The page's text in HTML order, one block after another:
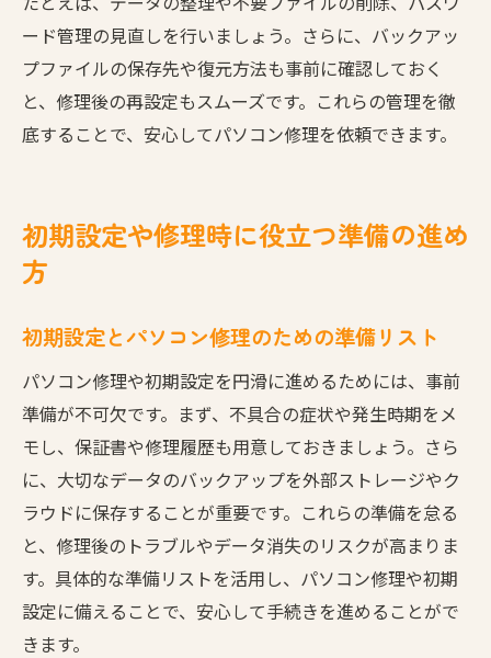
パソコン修理後に役立つ設定手順まとめ
パソコン修理後に必要な初期設定の流れ
データ保護を意識した修理後の設定ポイン
パソコン修理後の安全なデータ復元方法
効率的な修理準備でデータ消失を防ぐ方法
パソコン修理時のデータ消失防止策まとめ
効率的な準備でパソコン修理後もデータ安
全
修理準備と初期設定で守るパソコンの大切
な情報
パソコン修理時に役立つデータ保護の実践
法
トラブルを避けるパソコン修理準備術
ード管理の見直しを行いましょう。さらに、バックアッ
プファイルの保存先や復元方法も事前に確認しておく
と、修理後の再設定もスムーズです。これらの管理を徹
底することで、安心してパソコン修理を依頼できます。
初期設定や修理時に役立つ準備の進め
方
初期設定とパソコン修理のための準備リスト
パソコン修理や初期設定を円滑に進めるためには、事前
準備が不可欠です。まず、不具合の症状や発生時期をメ
モし、保証書や修理履歴も用意しておきましょう。さら
に、大切なデータのバックアップを外部ストレージやク
ラウドに保存することが重要です。これらの準備を怠る
と、修理後のトラブルやデータ消失のリスクが高まりま
す。具体的な準備リストを活用し、パソコン修理や初期
設定に備えることで、安心して手続きを進めることがで
きます。